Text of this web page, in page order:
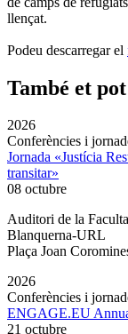
llençat.
Podeu descarregar el
També et
2026
Conferències i
Jornada «Justícia
transitar»
08 octubre
Auditori de la
Blanquerna-URL
Plaça Joan
2026
Conferències i
ENGAGE.EU
21 octubre